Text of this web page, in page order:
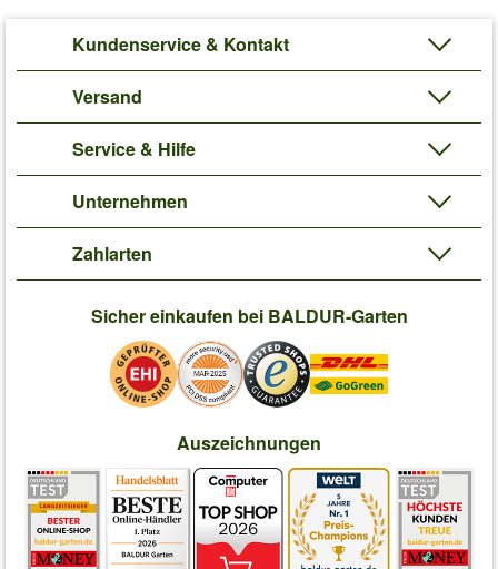
Kundenservice & Kontakt
Versand
Service & Hilfe
Unternehmen
Zahlarten
Sicher einkaufen bei BALDUR-Garten
Auszeichnungen